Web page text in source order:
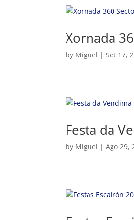
Xornada
by Miguel |Set 17,
Festa da
by Miguel |Ago 29,